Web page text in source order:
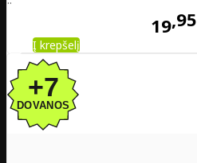
19 95
Į krepšelį